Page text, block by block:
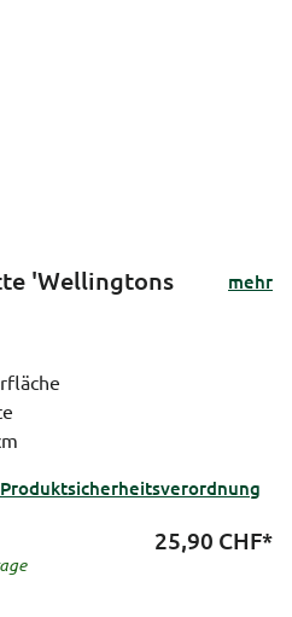
'Wellingtons
mehr
25,90 CHF*